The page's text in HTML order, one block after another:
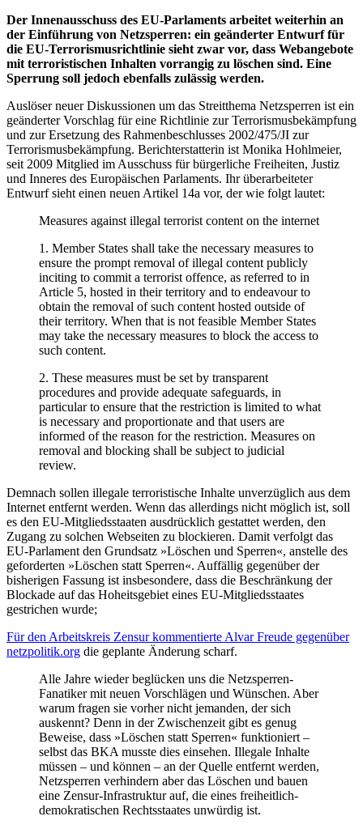
Der Innenausschuss des EU-Parlaments arbeitet weiterhin an
der Einführung von Netzsperren: ein geänderter Entwurf für
die EU-Terrorismusrichtlinie sieht zwar vor, dass Webangebote
mit terroristischen Inhalten vorrangig zu löschen sind. Eine
Sperrung soll jedoch ebenfalls zulässig werden.
Auslöser neuer Diskussionen um das Streitthema Netzsperren ist ein
geänderter Vorschlag für eine Richtlinie zur Terrorismusbekämpfung
und zur Ersetzung des Rahmenbeschlusses 2002/475/JI zur
Terrorismusbekämpfung. Berichterstatterin ist Monika Hohlmeier,
seit 2009 Mitglied im Ausschuss für bürgerliche Freiheiten, Justiz
und Inneres des Europäischen Parlaments. Ihr überarbeiteter
Entwurf sieht einen neuen Artikel 14a vor, der wie folgt lautet:
Measures against illegal terrorist content on the internet
1. Member States shall take the necessary measures to
ensure the prompt removal of illegal content publicly
inciting to commit a terrorist offence, as referred to in
Article 5, hosted in their territory and to endeavour to
obtain the removal of such content hosted outside of
their territory. When that is not feasible Member States
may take the necessary measures to block the access to
such content.
2. These measures must be set by transparent
procedures and provide adequate safeguards, in
particular to ensure that the restriction is limited to what
is necessary and proportionate and that users are
informed of the reason for the restriction. Measures on
removal and blocking shall be subject to judicial
review.
Demnach sollen illegale terroristische Inhalte unverzüglich aus dem
Internet entfernt werden. Wenn das allerdings nicht möglich ist, soll
es den EU-Mitgliedsstaaten ausdrücklich gestattet werden, den
Zugang zu solchen Webseiten zu blockieren. Damit verfolgt das
EU-Parlament den Grundsatz »Löschen und Sperren«, anstelle des
geforderten »Löschen statt Sperren«. Auffällig gegenüber der
bisherigen Fassung ist insbesondere, dass die Beschränkung der
Blockade auf das Hoheitsgebiet eines EU-Mitgliedsstaates
gestrichen wurde;
Für den Arbeitskreis Zensur kommentierte Alvar Freude gegenüber
netzpolitik.org die geplante Änderung scharf.
Alle Jahre wieder beglücken uns die Netzsperren-
Fanatiker mit neuen Vorschlägen und Wünschen. Aber
warum fragen sie vorher nicht jemanden, der sich
auskennt? Denn in der Zwischenzeit gibt es genug
Beweise, dass »Löschen statt Sperren« funktioniert –
selbst das BKA musste dies einsehen. Illegale Inhalte
müssen – und können – an der Quelle entfernt werden,
Netzsperren verhindern aber das Löschen und bauen
eine Zensur-Infrastruktur auf, die eines freiheitlich-
demokratischen Rechtsstaates unwürdig ist.